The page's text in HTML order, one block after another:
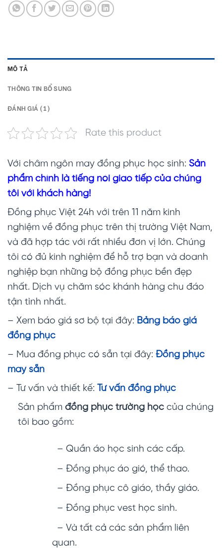
MÔ TẢ
THÔNG TIN BỔ SUNG
ĐÁNH GIÁ (1)
Rate this product
Với châm ngôn may đồng phục học sinh: Sản
phẩm chính là tiếng nói giao tiếp của chúng
tôi với khách hàng!
Đồng phục Việt 24h với trên 11 năm kinh
nghiệm về đồng phục trên thị trường Việt Nam,
và đã hợp tác với rất nhiều đơn vị lớn. Chúng
tôi có đủ kinh nghiệm để hỗ trợ bạn và doanh
nghiệp bạn những bộ đồng phục bền đẹp
nhất. Dịch vụ chăm sóc khánh hàng chu đáo
tận tình nhất.
– Xem báo giá sơ bộ tại đây: Bảng báo giá
đồng phục
– Mua đồng phục có sẵn tại đây: Đồng phục
may sẵn
– Tư vấn và thiết kế: Tư vấn đồng phục
Sản phẩm đồng phục trường họccủa chúng
tôi bao gồm:
– Quần áo học sinh các cấp.
– Đồng phục áo gió, thể thao.
– Đồng phục cô giáo, thầy giáo.
– Đồng phục vest học sinh.
– Và tất cả các sản phẩm liên
quan.